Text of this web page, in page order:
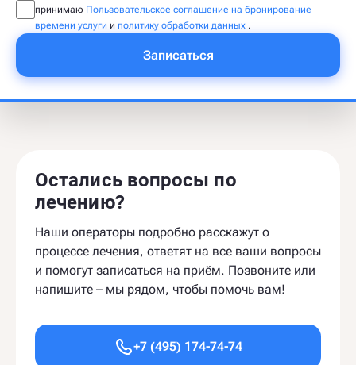
принимаю Пользовательское соглашение на бронирование
времени услуги и политику обработки данных .
Записаться
Остались вопросы по
лечению?
Наши операторы подробно расскажут о
процессе лечения, ответят на все ваши вопросы
и помогут записаться на приём. Позвоните или
напишите – мы рядом, чтобы помочь вам!
+7 (495) 174-74-74